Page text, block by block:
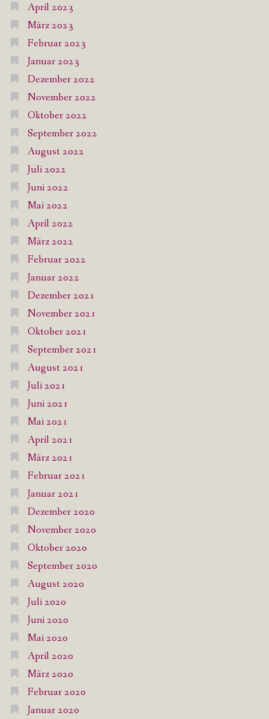
April 2023
März 2023
Februar 2023
Januar 2023
Dezember 2022
November 2022
Oktober 2022
September 2022
August 2022
Juli 2022
Juni 2022
Mai 2022
April 2022
März 2022
Februar 2022
Januar 2022
Dezember 2021
November 2021
Oktober 2021
September 2021
August 2021
Juli 2021
Juni 2021
Mai 2021
April 2021
März 2021
Februar 2021
Januar 2021
Dezember 2020
November 2020
Oktober 2020
September 2020
August 2020
Juli 2020
Juni 2020
Mai 2020
April 2020
März 2020
Februar 2020
Januar 2020